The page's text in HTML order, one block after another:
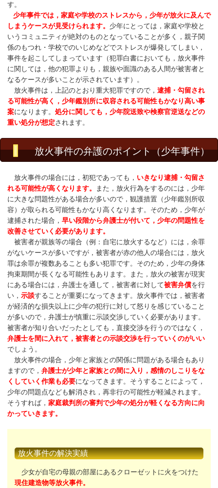
す。
少年事件では，家庭や学校のストレスから，少年が放火に及んで
しまうケースが見受けられます。 少年にとっては，家庭や学校と
いうコミュニティが絶対のものとなっていることが多く，親子関
係のもつれ・学校でのいじめなどでストレスが爆発してしまい，
事件を起こしてしまっています（犯罪白書においても，放火事件
に関しては，他の犯罪よりも，親族や面識のある人間が被害者と
なるケースが多いことが示されています）。
放火事件は，上記のとおり重大犯罪ですので， 逮捕・勾留され
る可能性が高く，少年鑑別所に収容される可能性もかなり高い事
案になります。 処分に関しても，少年院送致や検察官逆送などの
重い処分が想定されます。
放火事件の弁護のポイント（少年事件）
放火事件の場合には，初犯であっても， いきなり逮捕・勾留さ
れる可能性が高くなります。
また，放火行為をするのには，少年
に大きな問題性がある場合が多いので，観護措置（少年鑑別所収
容）が取られる可能性もかなり高くなります。 そのため，少年が
逮捕された場合， 早い段階から弁護士が付いて，少年の問題性を
改善させていく必要があります。
被害者が親族等の場合（例：自宅に放火するなど）には，余罪
がないケースが多いですが，被害者が赤の他人の場合には，放火
罪は余罪が複数あることも多い犯罪です。そのため，少年の身体
拘束期間が長くなる可能性もあります。また，放火の被害が現実
にある場合には，弁護士を通して，被害者に対して被害弁償を行
い， 示談することが重要になってきます。放火事件では，被害者
が経済的な損失以上に少年の犯行に対して怒りを感じていること
が多いので，弁護士が慎重に示談交渉していく必要があります。
被害者が知り合いだったとしても，直接交渉を行うのではなく，
弁護士を間に入れて，被害者との示談交渉を行っていくのがいい
でしょう。
放火事件の場合，少年と家族との関係に問題がある場合もあり
ますので， 弁護士が少年と家族との間に入り，感情のしこりをな
くしていく作業も必要になってきます。そうすることによって，
少年の問題点なども解消され，再非行の可能性が軽減されます。
そうすれば， 家庭裁判所の審判で少年の処分が軽くなる方向に向
かっていきます。
放火事件の解決実績
少女が自宅の母親の部屋にあるクローゼットに火をつけた
現住建造物等放火事件。